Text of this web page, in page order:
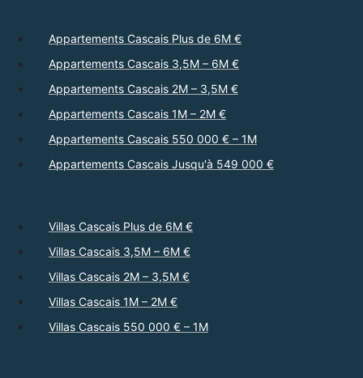
Appartements Cascais Plus de 6M €
Appartements Cascais 3,5M – 6M €
Appartements Cascais 2M – 3,5M €
Appartements Cascais 1M – 2M €
Appartements Cascais 550 000 € – 1M
Appartements Cascais Jusqu'à 549 000 €
Villas Cascais Plus de 6M €
Villas Cascais 3,5M – 6M €
Villas Cascais 2M – 3,5M €
Villas Cascais 1M – 2M €
Villas Cascais 550 000 € – 1M